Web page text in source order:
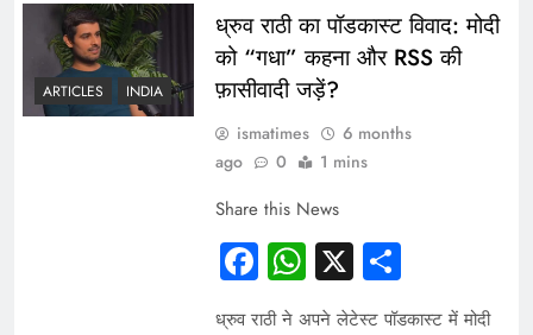
ARTICLES INDIA
ध्रुव राठी का पॉडकास्ट विवाद: मोदी
को “गधा” कहना और RSS की
फ़ासीवादी जड़ें?
ismatimes
6 months
ago
0 1 mins
Share this News
Facebook
WhatsApp
X Share
ध्रुव राठी ने अपने लेटेस्ट पॉडकास्ट में मोदी